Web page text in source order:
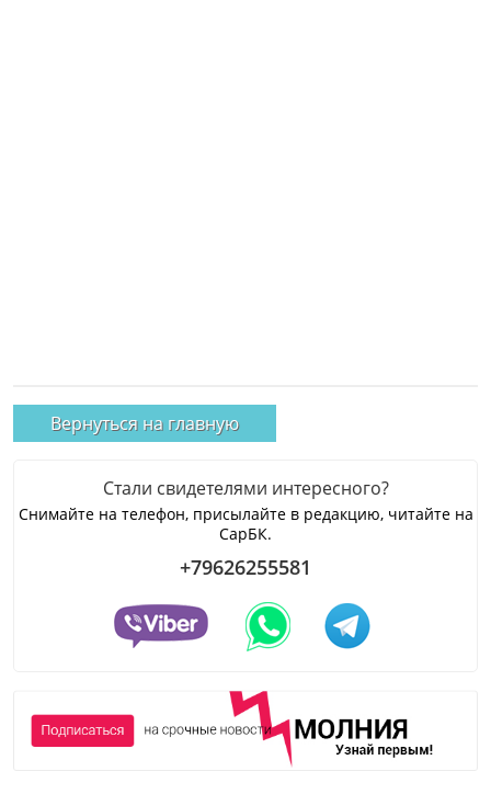
Вернуться на главную
Стали свидетелями интересного?
Снимайте на телефон, присылайте в редакцию, читайте на
СарБК.
+79626255581